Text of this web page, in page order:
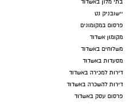
בתי מלון באשדוד
יישובניק נט
פרסום במקומונים
מקומון אשדוד
משלוחים באשדוד
מסעדות באשדוד
דירות למכירה באשדוד
דירות להשכרה באשדוד
פרסום עסק באשדוד